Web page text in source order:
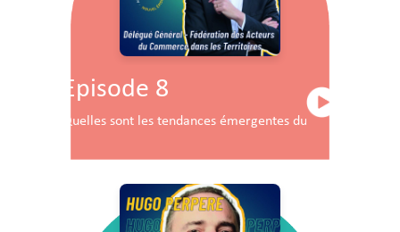
Episode 8
Quelles sont les tendances émergentes du commerce en